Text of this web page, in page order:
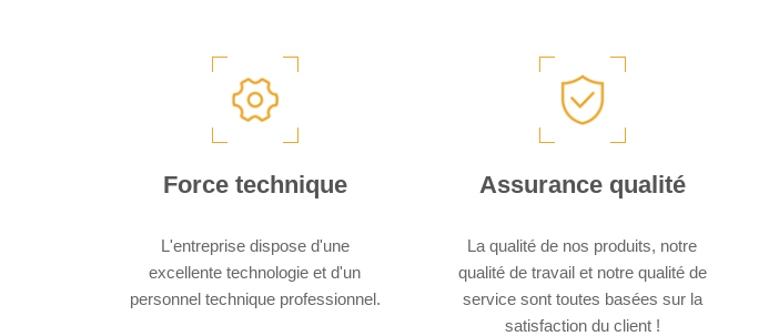
Force technique
L'entreprise dispose d'une
excellente technologie et d'un
personnel technique professionnel.​​​​​​​
Assurance qualité
La qualité de nos produits, notre
qualité de travail et notre qualité de
service sont toutes basées sur la
satisfaction du client !​​​​​​​